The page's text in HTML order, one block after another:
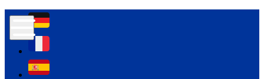
Контур психологічної безпеки глухих